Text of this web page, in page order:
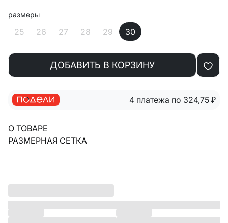
размеры
25 26 27 28 29 30
ДОБАВИТЬ В КОРЗИНУ
4 платежа по 324,75 ₽
О ТОВАРЕ
РАЗМЕРНАЯ СЕТКА